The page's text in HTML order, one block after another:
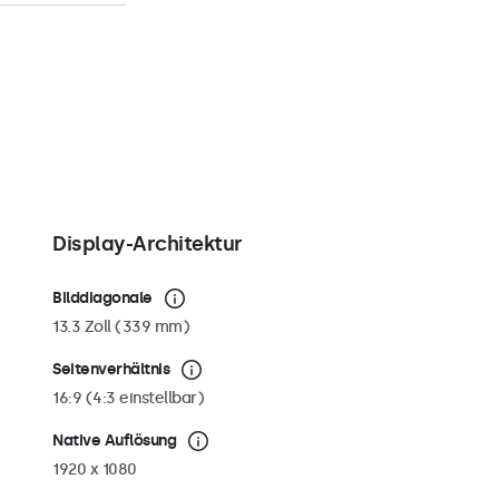
der
die
kann. Somit
Display-Architektur
Bilddiagonale
13.3 Zoll (339 mm)
Seitenverhältnis
16:9 (4:3 einstellbar)
Native Auflösung
1920 x 1080